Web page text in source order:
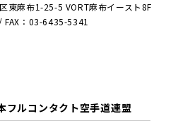
東麻布1-25-5 VORT麻布イースト8F
：03-6435-5341
フルコンタクト空手道連盟